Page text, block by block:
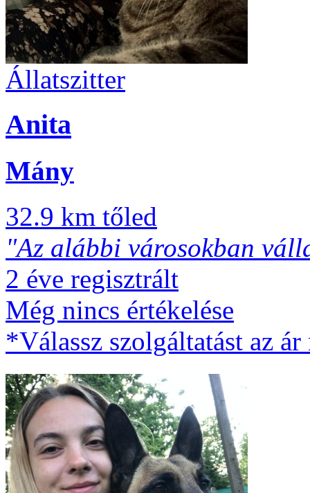
Állatszitter
Anita
Mány
32.9 km tőled
"Az alábbi városokban
2 éve regisztrált
Még nincs értékelése
*Válassz szolgáltatást az